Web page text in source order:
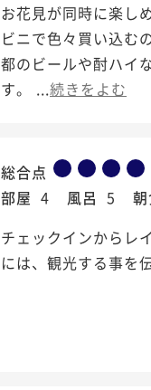
お花見が同時に楽し
ビニで色々買い込む
都のビールや酎ハイ
す。 ...続きをよむ
総合点
部屋 4 風呂 5
チェックインからレ
には、観光する事を